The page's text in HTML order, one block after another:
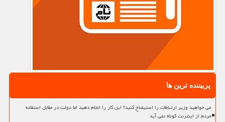
پربیننده ترین ها
می خواهید وزیر ارتباطات را استیضاح کنید؟ این کار را انجام دهید اما دولت در مقابل استفاده
مردم از اینترنت کوتاه نمی آید